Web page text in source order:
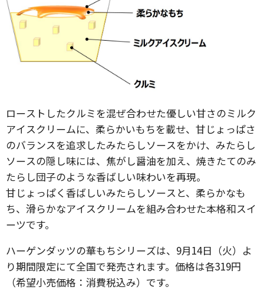
ローストしたクルミを混ぜ合わせた優しい甘さのミルク
アイスクリームに、柔らかいもちを載せ、甘じょっぱさ
のバランスを追求したみたらしソースをかけ、みたらし
ソースの隠し味には、焦がし醤油を加え、焼きたてのみ
たらし団子のような香ばしい味わいを再現。
甘じょっぱく香ばしいみたらしソースと、柔らかなも
ち、滑らかなアイスクリームを組み合わせた本格和スイ
ーツです。
ハーゲンダッツの華もちシリーズは、9月14日（火）よ
り期間限定にて全国で発売されます。価格は各319円
（希望小売価格：消費税込み）です。